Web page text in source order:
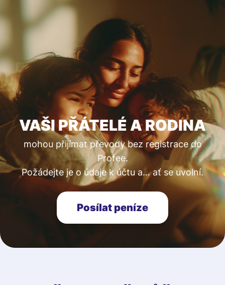
VAŠI PŘÁTELÉ A RODINA
mohou přijímat převody bez registrace do
Profee.
Požádejte je o údaje k účtu a… ať se uvolní.
Posílat peníze